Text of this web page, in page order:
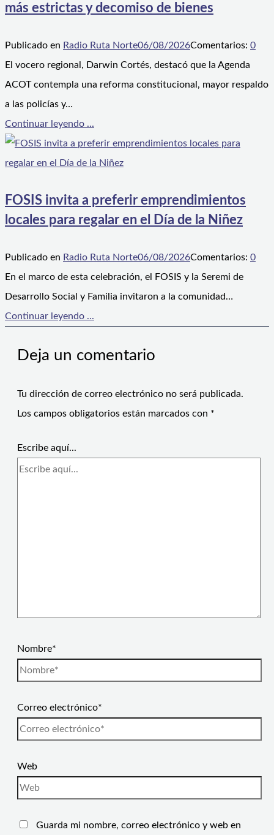
más estrictas y decomiso de bienes
Publicado en Radio Ruta Norte06/08/2026Comentarios: 0
El vocero regional, Darwin Cortés, destacó que la Agenda
ACOT contempla una reforma constitucional, mayor respaldo
a las policías y…
Continuar leyendo ...
FOSIS invita a preferir emprendimientos
locales para regalar en el Día de la Niñez
Publicado en Radio Ruta Norte06/08/2026Comentarios: 0
En el marco de esta celebración, el FOSIS y la Seremi de
Desarrollo Social y Familia invitaron a la comunidad…
Continuar leyendo ...
Deja un comentario
Tu dirección de correo electrónico no será publicada.
Los campos obligatorios están marcados con *
Escribe aquí...
Nombre*
Correo electrónico*
Web
Guarda mi nombre, correo electrónico y web en